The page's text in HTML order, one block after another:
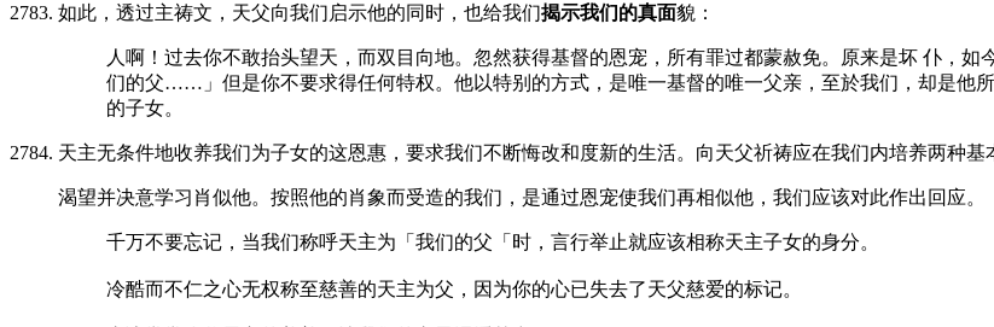
如此，透过主祷文，天父向我们启示他的同时，也给我们揭示我们的真面貌：
人啊！过去你不敢抬头望天，而双目向地。忽然获得基督的恩宠，所有罪过都蒙赦免。原来是坏 仆，
们的父……」但是你不要求得任何特权。他以特别的方式，是唯一基督的唯一父亲，至於我们，却是他
的子女。
天主无条件地收养我们为子女的这恩惠，要求我们不断悔改和度新的生活。向天父祈祷应在我们内培养两种基
渴望并决意学习肖似他。按照他的肖象而受造的我们，是通过恩宠使我们再相似他，我们应该对此作出回应。
千万不要忘记，当我们称呼天主为「我们的父「时，言行举止就应该相称天主子女的身分。
冷酷而不仁之心无权称至慈善的天主为父，因为你的心已失去了天父慈爱的标记。